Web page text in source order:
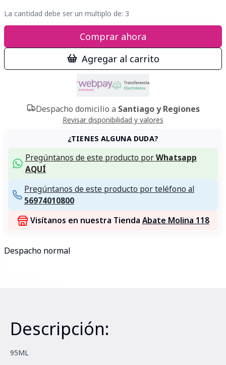
La cantidad debe ser un multiplo de: 3
Comprar ahora
Agregar al carrito
Despacho domicilio a Santiago y Regiones
Revisar disponibilidad y valores
¿TIENES ALGUNA DUDA?
Pregúntanos de este producto porWhatsapp
AQUÍ
Pregúntanos de este producto por teléfono al
56974010800
Visítanos en nuestra Tienda Abate Molina 118
Despacho normal
Descripción:
95ML